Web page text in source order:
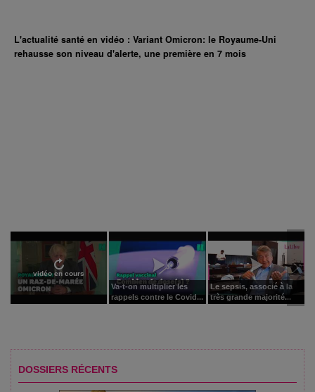
L'actualité santé en vidéo : Variant Omicron: le Royaume-Uni
rehausse son niveau d'alerte, une première en 7 mois
vidéo en cours
Va-t-on multiplier les
rappels contre le Covid...
Le sepsis, associé à la
très grande majorité...
DOSSIERS RÉCENTS